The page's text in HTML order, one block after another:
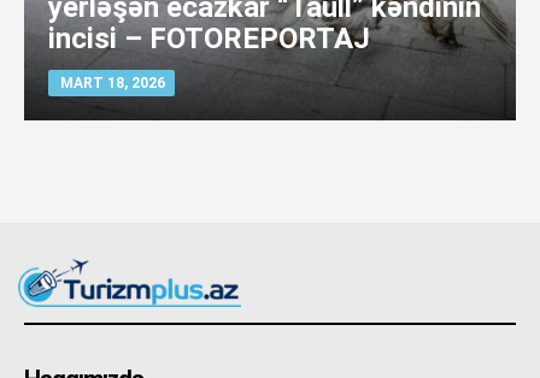
incisi – FOTOREPORTAJ
MART 18, 2026